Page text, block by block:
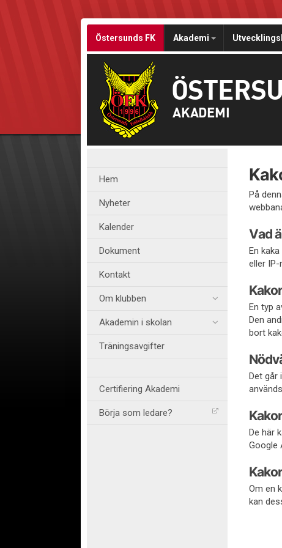
Östersunds FK Akademi
AKADEMI
Hem
Nyheter
Kalender
Dokument
Kontakt
Om klubben
Akademin i skolan
Träningsavgifter
Certifiering Akademi
Börja som ledare?
På
Vad
En
eller IP-
En typ
Den
bort
Det går
De här
Google
Om en
kan